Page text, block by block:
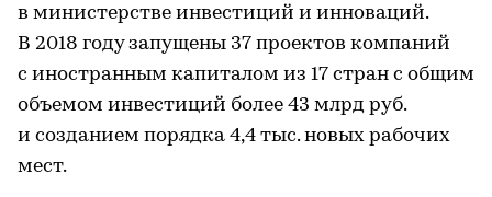
в министерстве инвестиций и инноваций.
В 2018 году запущены 37 проектов компаний
с иностранным капиталом из 17 стран с общим
объемом инвестиций более 43 млрд руб.
и созданием порядка 4,4 тыс. новых рабочих
мест.